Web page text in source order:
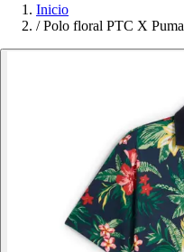
Inicio
/ Polo floral PTC X Puma